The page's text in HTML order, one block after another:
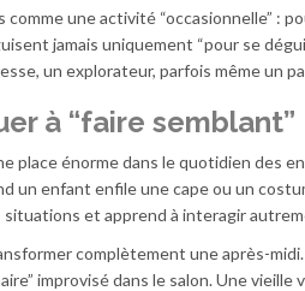
une activité “occasionnelle” :
jamais uniquement “pour se
un explorateur, parfois même un
à “faire semblant”
place énorme dans le quotidien des
un enfant enfile une cape ou un
situations et apprend à interagir
complètement une après-
improvisé dans le salon. Une